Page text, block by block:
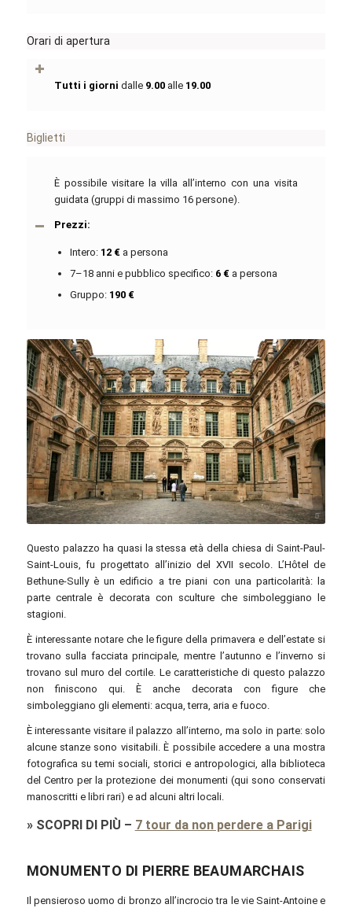
Orari di apertura
Tutti i giorni dalle 9.00alle 19.00
Biglietti
È possibile visitare la villa all’interno con una visita
guidata (gruppi di massimo 16 persone).
Prezzi:
Intero: 12 €a persona
7–18 anni e pubblico specifico: 6 €a persona
Gruppo: 190 €
pxhere.com / CC0
Questo palazzo ha quasi la stessa età della chiesa di Saint-Paul-
Saint-Louis, fu progettato all’inizio del XVII secolo. L’Hôtel de
Bethune-Sully è un edificio a tre piani con una particolarità: la
parte centrale è decorata con sculture che simboleggiano le
stagioni.
È interessante notare che le figure della primavera e dell’estate si
trovano sulla facciata principale, mentre l’autunno e l’inverno si
trovano sul muro del cortile. Le caratteristiche di questo palazzo
non finiscono qui. È anche decorata con figure che
simboleggiano gli elementi: acqua, terra, aria e fuoco.
È interessante visitare il palazzo all’interno, ma solo in parte: solo
alcune stanze sono visitabili. È possibile accedere a una mostra
fotografica su temi sociali, storici e antropologici, alla biblioteca
del Centro per la protezione dei monumenti (qui sono conservati
manoscritti e libri rari) e ad alcuni altri locali.
» SCOPRI DI PIÙ – 7 tour da non perdere a Parigi
MONUMENTO DI PIERRE BEAUMARCHAIS
Il pensieroso uomo di bronzo all’incrocio tra le vie Saint-Antoine e